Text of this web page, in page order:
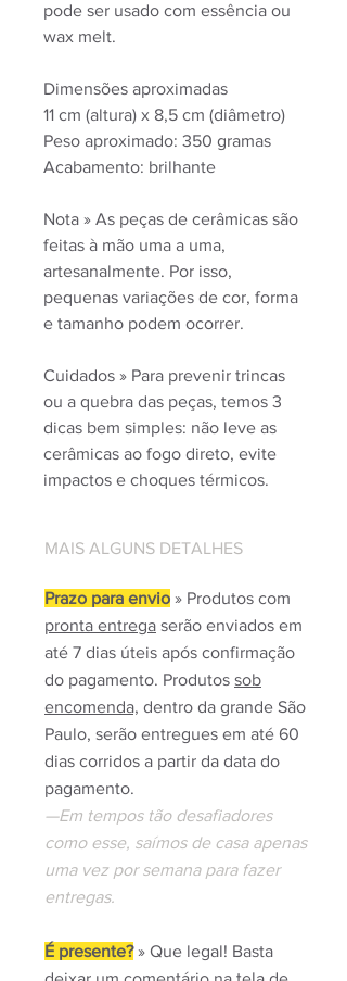
pode ser usado com essência ou
wax melt.
Dimensões aproximadas
11 cm (altura) x 8,5 cm (diâmetro)
Peso aproximado: 350 gramas
Acabamento: brilhante
Nota » As peças de cerâmicas são
feitas à mão uma a uma,
artesanalmente. Por isso,
pequenas variações de cor, forma
e tamanho podem ocorrer.
Cuidados » Para prevenir trincas
ou a quebra das peças, temos 3
dicas bem simples: não leve as
cerâmicas ao fogo direto, evite
impactos e choques térmicos.
MAIS ALGUNS DETALHES
Prazo para envio » Produtos com
pronta entrega serão enviados em
até 7 dias úteis após confirmação
do pagamento. Produtos sob
encomenda, dentro da grande São
Paulo, serão entregues em até 60
dias corridos a partir da data do
pagamento.
—Em tempos tão desafiadores
como esse, saímos de casa apenas
uma vez por semana para fazer
entregas.
É presente?» Que legal! Basta